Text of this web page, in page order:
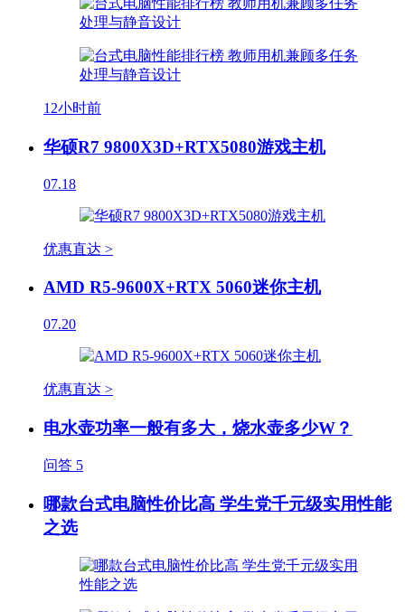
12小时前
华硕R7 9800X3D+RTX5080游戏主机
07.18
优惠直达 >
AMD R5-9600X+RTX 5060迷你主机
07.20
优惠直达 >
电水壶功率一般有多大，烧水壶多少W？
问答 5
哪款台式电脑性价比高 学生党千元级实用性能
之选